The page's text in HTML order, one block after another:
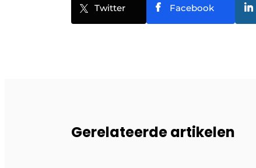
Twitter Facebook
Gerelateerde artikelen